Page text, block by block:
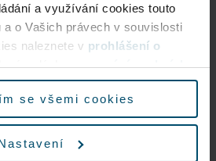
a využívání cookies touto
a o Vašich právech v souvislosti
naleznete v prohlášení o
zásadáchzpracování osobních
se všemi cookies
888